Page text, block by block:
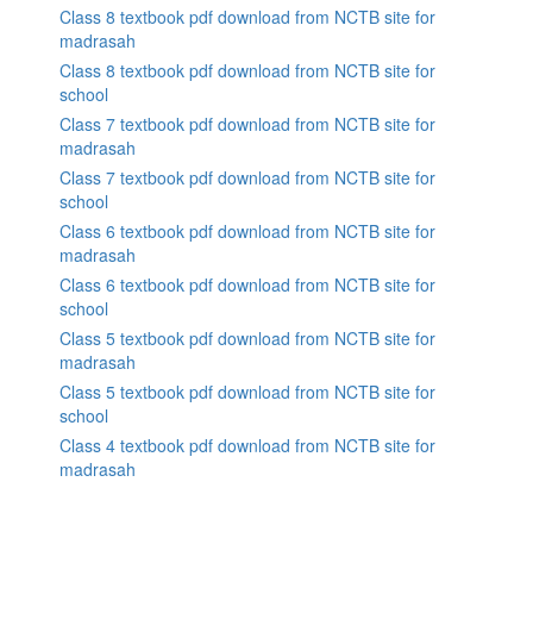
Class 8 textbook pdf download from NCTB site for
madrasah
Class 8 textbook pdf download from NCTB site for
school
Class 7 textbook pdf download from NCTB site for
madrasah
Class 7 textbook pdf download from NCTB site for
school
Class 6 textbook pdf download from NCTB site for
madrasah
Class 6 textbook pdf download from NCTB site for
school
Class 5 textbook pdf download from NCTB site for
madrasah
Class 5 textbook pdf download from NCTB site for
school
Class 4 textbook pdf download from NCTB site for
madrasah